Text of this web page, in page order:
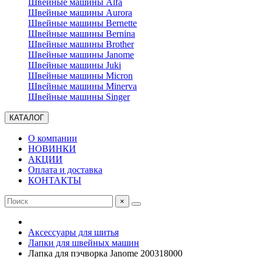
Швейные машины Alfa
Швейные машины Aurora
Швейные машины Bernette
Швейные машины Bernina
Швейные машины Brother
Швейные машины Janome
Швейные машины Juki
Швейные машины Micron
Швейные машины Minerva
Швейные машины Singer
КАТАЛОГ
О компании
НОВИНКИ
АКЦИИ
Оплата и доставка
КОНТАКТЫ
×
Аксессуары для шитья
Лапки для швейных машин
Лапка для пэчворка Janome 200318000